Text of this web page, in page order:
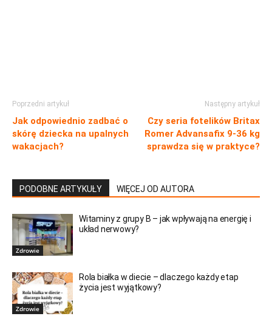
Poprzedni artykuł
Jak odpowiednio zadbać o
skórę dziecka na upalnych
wakacjach?
Następny artykuł
Czy seria fotelików Britax
Romer Advansafix 9-36 kg
sprawdza się w praktyce?
PODOBNE ARTYKUŁY WIĘCEJ OD AUTORA
Zdrowie
Witaminy z grupy B – jak wpływają na energię i
układ nerwowy?
Zdrowie
Rola białka w diecie – dlaczego każdy etap
życia jest wyjątkowy?